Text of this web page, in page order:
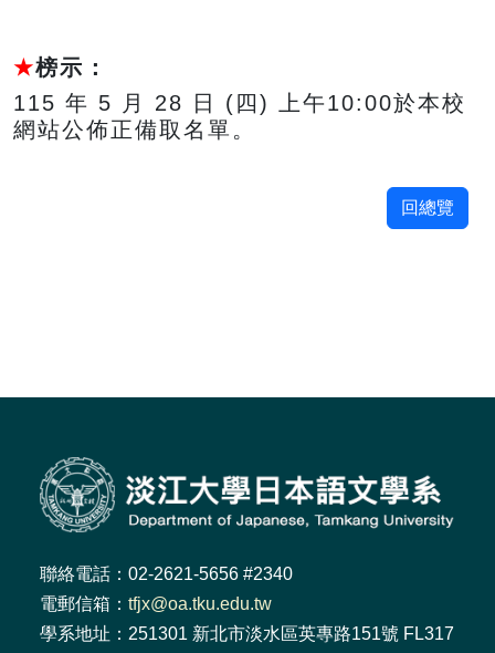
★榜示 ：
115 年 5 月 28 日 (四) 上午10:00於本校
網站公佈正備取名單。
回總覽
聯絡電話：02-2621-5656 #2340
電郵信箱： tfjx@oa.tku.edu.tw
學系地址：251301 新北市淡水區英專路151號 FL317